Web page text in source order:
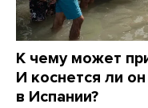
К чему может
И коснется ли
в Испании?